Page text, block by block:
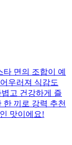
면의 조합이 예
우러져 식감도
고 건강하게 즐
끼로 강력 추천
맛이에요!